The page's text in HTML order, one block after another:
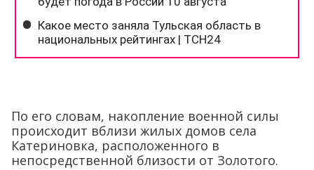
По его словам, накопление военной силы
происходит вблизи жилых домов села
Катериновка, расположенного в
непосредственной близости от Золотого.